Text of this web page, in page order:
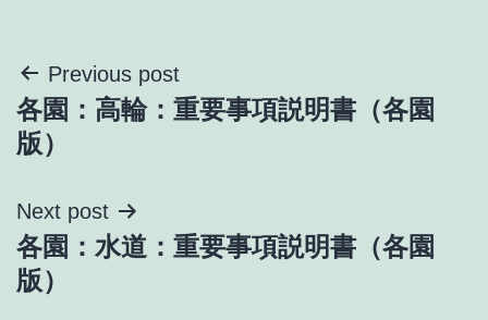
投
稿
ビ
ゲ
Previous post
各園：高輪：重要事項説明書（各園
版）
Next post
各園：水道：重要事項説明書（各園
版）